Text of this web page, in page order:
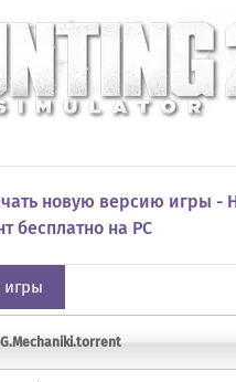
новую версию игры -
бесплатно на PC
игры